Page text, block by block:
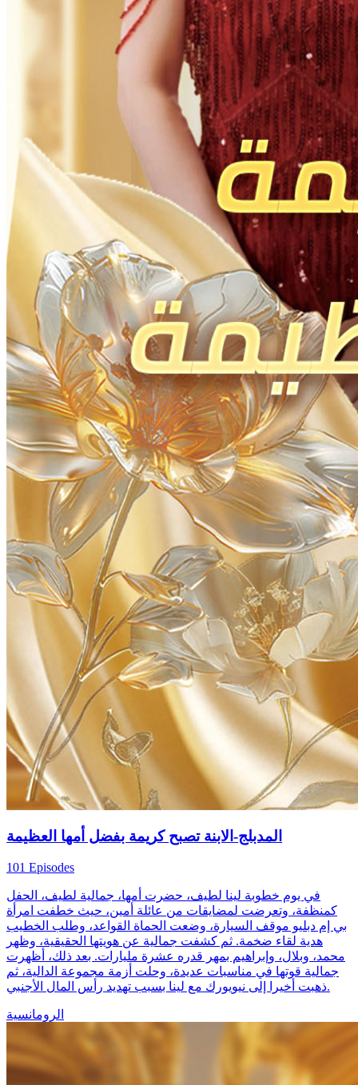
المدبلج-الابنة تصبح كريمة بفضل أمها العظيمة
101 Episodes
في يوم خطوبة لينا لطيف، حضرت أمها، جمالية لطيف، الحفل
كمنظفة، وتعرضت لمضايقات من عائلة أمين، حيث خطفت امرأة
بي إم دبليو موقف السيارة، وضعت الحماة القواعد، وطلب الخطيب
هدية لقاء ضخمة. ثم كشفت جمالية عن هويتها الحقيقية، وظهر
محمد، وبلال، وإبراهيم بمهر قدره عشرة مليارات. بعد ذلك، أظهرت
جمالية قوتها في مناسبات عديدة، وحلت أزمة مجموعة الدالية، ثم
ذهبت أخيرا إلى نيويورك مع لينا بسبب تهديد رأس المال الأجنبي.
الرومانسية